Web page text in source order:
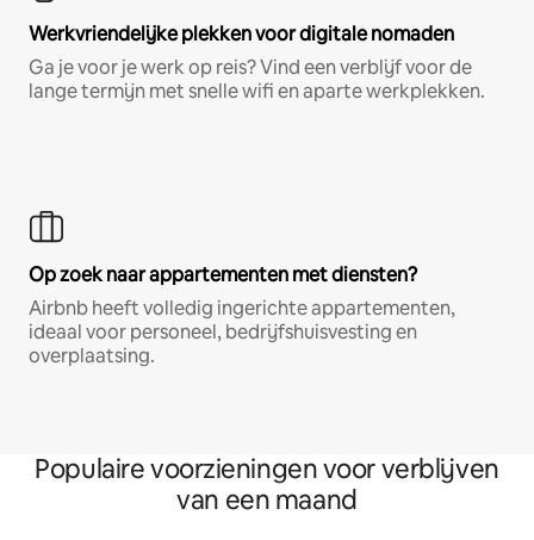
Werkvriendelijke plekken voor digitale nomaden
Ga je voor je werk op reis? Vind een verblijf voor de
lange termijn met snelle wifi en aparte werkplekken.
Op zoek naar appartementen met diensten?
Airbnb heeft volledig ingerichte appartementen,
ideaal voor personeel, bedrijfshuisvesting en
overplaatsing.
Populaire voorzieningen voor verblijven
van een maand